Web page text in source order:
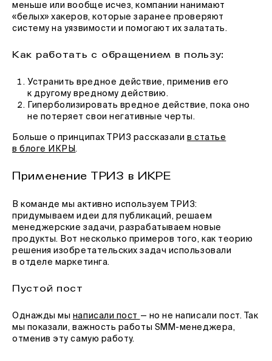
меньше или вообще исчез, компании нанимают
«белых» хакеров, которые заранее проверяют
систему на уязвимости и помогают их залатать.
Как работать с обращением в пользу:
Устранить вредное действие, применив его
к другому вредному действию.
Гиперболизировать вредное действие, пока оно
не потеряет свои негативные черты.
Больше о принципах ТРИЗ рассказали в статье
в блоге ИКРЫ .
Применение ТРИЗ в ИКРЕ
В команде мы активно используем ТРИЗ:
придумываем идеи для публикаций, решаем
менеджерские задачи, разрабатываем новые
продукты. Вот несколько примеров того, как теорию
решения изобретательских задач использовали
в отделе маркетинга.
Пустой пост
Однажды мы написали пост — но не написали пост. Так
мы показали, важность работы SMM-менеджера,
отменив эту самую работу.